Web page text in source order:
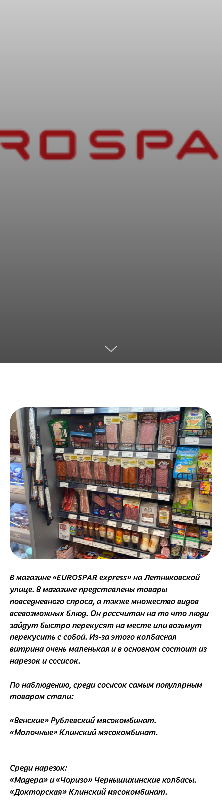
В магазине «EUROSPAR express» на Летниковской
улице. В магазине представлены товары
повседневного спроса, а также множество видов
всевозможных блюд. Он рассчитан на то что люди
зайдут быстро перекусят на месте или возьмут
перекусить с собой. Из-за этого колбасная
витрина очень маленькая и в основном состоит из
нарезок и сосисок.
По наблюдению, среди сосисок самым популярным
товаром стали:
«Венские» Рублевский мясокомбинат.
«Молочные» Клинский мясокомбинат.
Среди нарезок:
«Мадера» и «Чоризо» Чернышихинские колбасы.
«Докторская» Клинский мясокомбинат.